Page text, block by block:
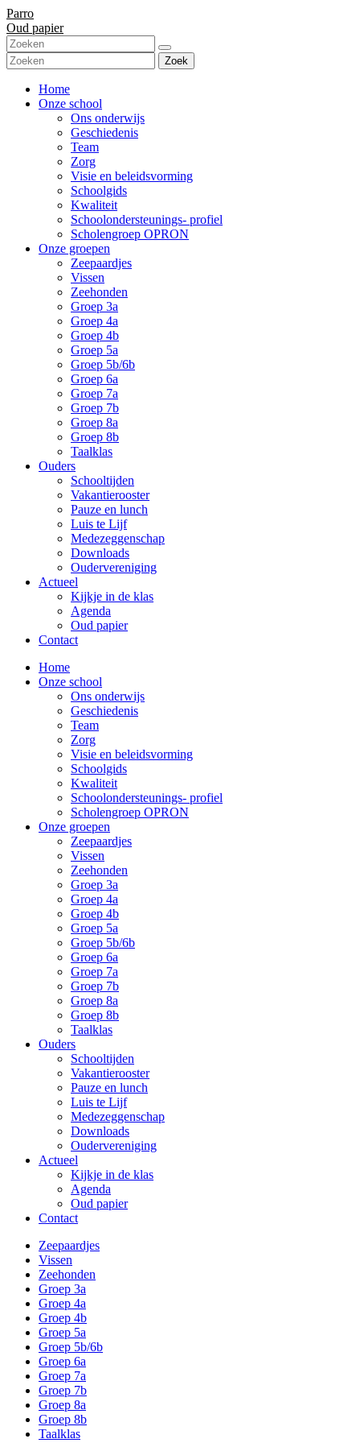
Parro
Oud papier
Zoek
Home
Onze school
Ons onderwijs
Geschiedenis
Team
Zorg
Visie en beleidsvorming
Schoolgids
Kwaliteit
Schoolondersteunings- profiel
Scholengroep OPRON
Onze groepen
Zeepaardjes
Vissen
Zeehonden
Groep 3a
Groep 4a
Groep 4b
Groep 5a
Groep 5b/6b
Groep 6a
Groep 7a
Groep 7b
Groep 8a
Groep 8b
Taalklas
Ouders
Schooltijden
Vakantierooster
Pauze en lunch
Luis te Lijf
Medezeggenschap
Downloads
Oudervereniging
Actueel
Kijkje in de klas
Agenda
Oud papier
Contact
Home
Onze school
Ons onderwijs
Geschiedenis
Team
Zorg
Visie en beleidsvorming
Schoolgids
Kwaliteit
Schoolondersteunings- profiel
Scholengroep OPRON
Onze groepen
Zeepaardjes
Vissen
Zeehonden
Groep 3a
Groep 4a
Groep 4b
Groep 5a
Groep 5b/6b
Groep 6a
Groep 7a
Groep 7b
Groep 8a
Groep 8b
Taalklas
Ouders
Schooltijden
Vakantierooster
Pauze en lunch
Luis te Lijf
Medezeggenschap
Downloads
Oudervereniging
Actueel
Kijkje in de klas
Agenda
Oud papier
Contact
Zeepaardjes
Vissen
Zeehonden
Groep 3a
Groep 4a
Groep 4b
Groep 5a
Groep 5b/6b
Groep 6a
Groep 7a
Groep 7b
Groep 8a
Groep 8b
Taalklas